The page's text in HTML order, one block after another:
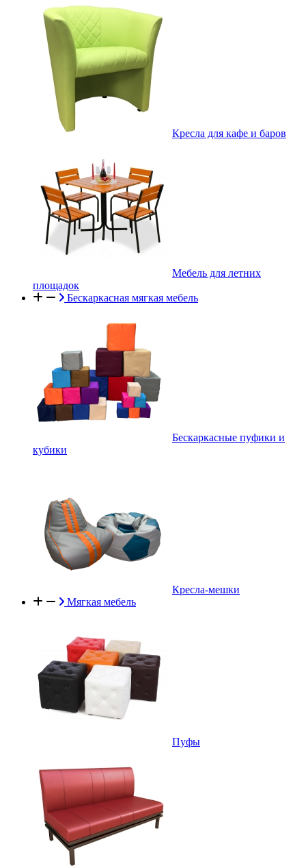
Кресла для кафе и баров
Мебель для летних
площадок
Бескаркасная мягкая мебель
Бескаркасные пуфики и
кубики
Кресла-мешки
Мягкая мебель
Пуфы